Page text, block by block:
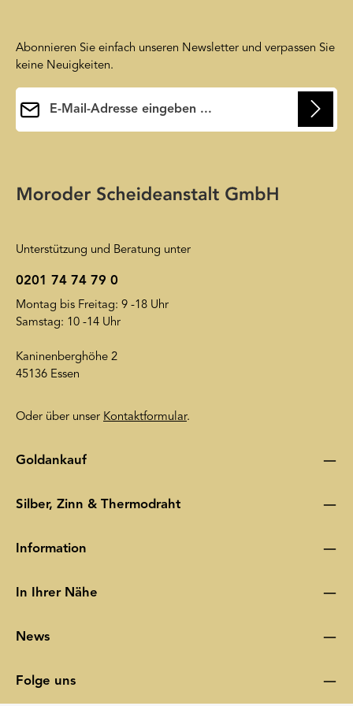
Abonnieren Sie einfach unseren Newsletter und verpassen Sie
keine Neuigkeiten.
Datenschutzerklärung wird insoweit verwiesen.
Unterstützung und Beratung unter
0201 74 74 79 0
Montag bis Freitag: 9 -18 Uhr
Samstag: 10 -14 Uhr
Kaninenberghöhe 2
45136 Essen
Oder über unser Kontaktformular.
Goldankauf
Silber, Zinn & Thermodraht
Information
In Ihrer Nähe
News
Folge uns